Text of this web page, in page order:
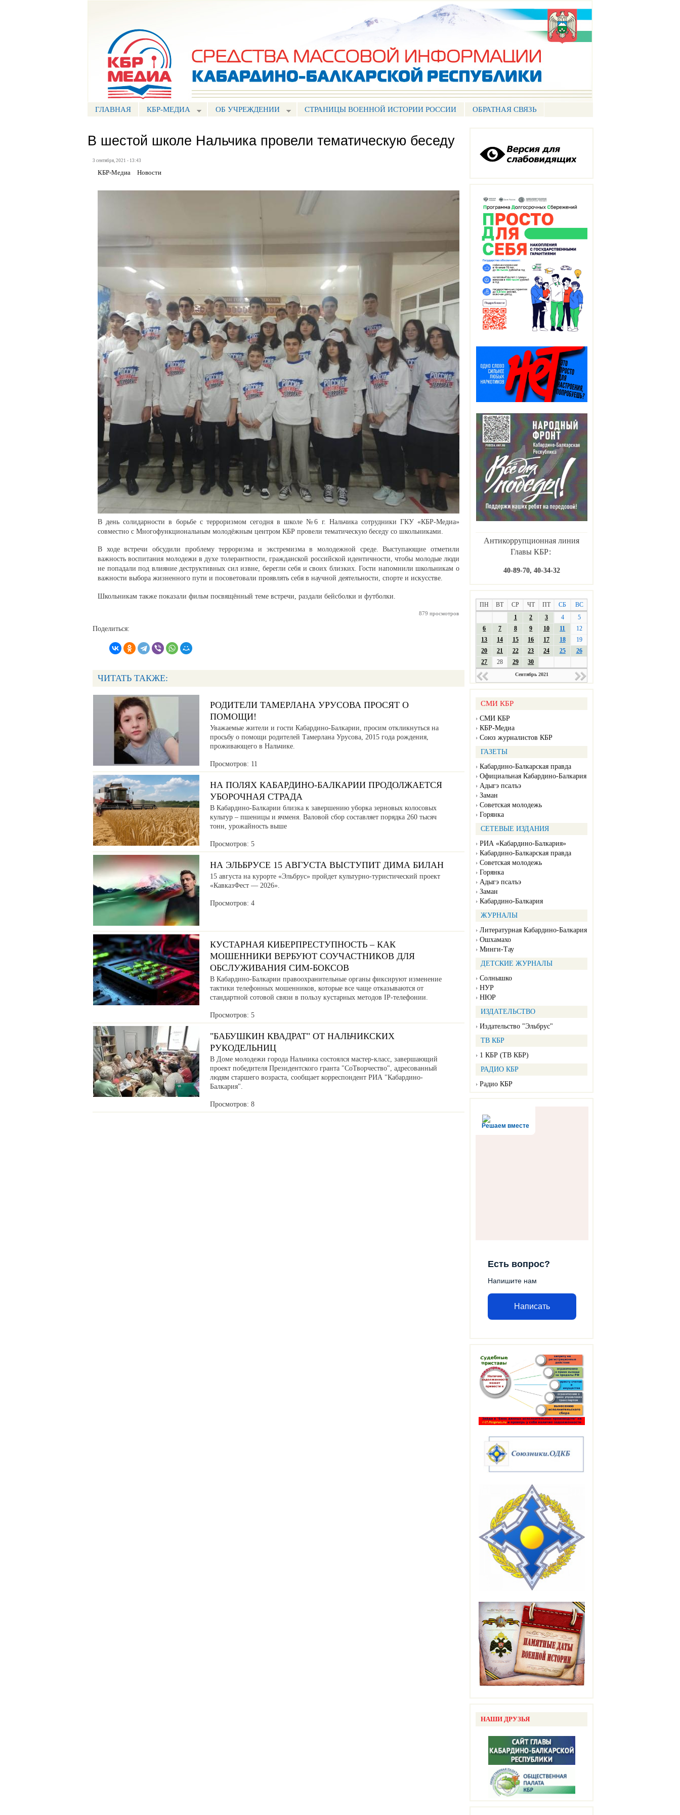
ГЛАВНАЯ КБР-МЕДИА ОБ УЧРЕЖДЕНИИ СТРАНИЦЫ ВОЕННОЙ ИСТОРИИ РОССИИ ОБРАТНАЯ СВЯЗЬ
Антикоррупционная линия
Главы КБР:
40-89-70, 40-34-32
ПН ВТ СР ЧТ ПТ СБ
ВС
1
2 3 4
5
6
7 8 9 10 11
12
13
14 15 16 17 18
19
20
21 22 23 24 25
26
27
28 29 30
Сентябрь 2021
СМИ КБР
СМИ КБР
КБР-Медиа
Союз журналистов КБР
ГАЗЕТЫ
Кабардино-Балкарская правда
Официальная Кабардино-Балкария
Адыгэ псалъэ
Заман
Советская молодежь
Горянка
СЕТЕВЫЕ ИЗДАНИЯ
РИА «Кабардино-Балкария»
Кабардино-Балкарская правда
Советская молодежь
Горянка
Адыгэ псалъэ
Заман
Кабардино-Балкария
ЖУРНАЛЫ
Литературная Кабардино-Балкария
Ошхамахо
Минги-Тау
ДЕТСКИЕ ЖУРНАЛЫ
Солнышко
НУР
НЮР
ИЗДАТЕЛЬСТВО
Издательство "Эльбрус"
ТВ КБР
1 КБР (ТВ КБР)
РАДИО КБР
Радио КБР
Решаем вместе
Есть вопрос?
Напишите нам
Написать
НАШИ ДРУЗЬЯ
В шестой школе Нальчика провели тематическую беседу
3 сентября, 2021 - 13:43
КБР-Медиа Новости
В день солидарности в борьбе с терроризмом сегодня в школе №6 г. Нальчика сотрудники ГКУ «КБР-Медиа»
совместно с Многофункциональным молодёжным центром КБР провели тематическую беседу со школьниками.
В ходе встречи обсудили проблему терроризма и экстремизма в молодежной среде. Выступающие отметили
важность воспитания молодежи в духе толерантности, гражданской российской идентичности, чтобы молодые люди
не попадали под влияние деструктивных сил извне, берегли себя и своих близких. Гости напомнили школьникам о
важности выбора жизненного пути и посоветовали проявлять себя в научной деятельности, спорте и искусстве.
Школьникам также показали фильм посвящённый теме встречи, раздали бейсболки и футболки.
879 просмотров
Поделиться:
ЧИТАТЬ ТАКЖЕ:
РОДИТЕЛИ ТАМЕРЛАНА УРУСОВА ПРОСЯТ О
ПОМОЩИ!
Уважаемые жители и гости Кабардино-Балкарии, просим откликнуться на
просьбу о помощи родителей Тамерлана Урусова, 2015 года рождения,
проживающего в Нальчике.
Просмотров: 11
НА ПОЛЯХ КАБАРДИНО-БАЛКАРИИ ПРОДОЛЖАЕТСЯ
УБОРОЧНАЯ СТРАДА
В Кабардино-Балкарии близка к завершению уборка зерновых колосовых
культур – пшеницы и ячменя. Валовой сбор составляет порядка 260 тысяч
тонн, урожайность выше
Просмотров: 5
НА ЭЛЬБРУСЕ 15 АВГУСТА ВЫСТУПИТ ДИМА БИЛАН
15 августа на курорте «Эльбрус» пройдет культурно-туристический проект
«КавказФест — 2026».
Просмотров: 4
КУСТАРНАЯ КИБЕРПРЕСТУПНОСТЬ – КАК
МОШЕННИКИ ВЕРБУЮТ СОУЧАСТНИКОВ ДЛЯ
ОБСЛУЖИВАНИЯ СИМ-БОКСОВ
В Кабардино-Балкарии правоохранительные органы фиксируют изменение
тактики телефонных мошенников, которые все чаще отказываются от
стандартной сотовой связи в пользу кустарных методов IP-телефонии.
Просмотров: 5
"БАБУШКИН КВАДРАТ" ОТ НАЛЬЧИКСКИХ
РУКОДЕЛЬНИЦ
В Доме молодежи города Нальчика состоялся мастер-класс, завершающий
проект победителя Президентского гранта "СоТворчество", адресованный
людям старшего возраста, сообщает корреспондент РИА "Кабардино-
Балкария".
Просмотров: 8